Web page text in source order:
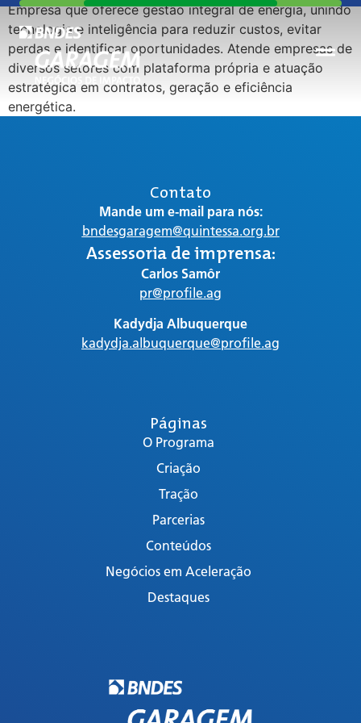
Empresa que oferece gestão integral de energia, unindo
tecnologia e inteligência para reduzir custos, evitar
perdas e identificar oportunidades. Atende empresas de
diversos setores com plataforma própria e atuação
estratégica em contratos, geração e eficiência
energética.
Páginas
O Programa
Criação
Tração
Parcerias
Conteúdos
Negócios em Aceleração
Destaques
Contato
Mande um e-mail para nós:
bndesgaragem@quintessa.org.br
Assessoria de imprensa:
Carlos Samôr
pr@profile.ag
Kadydja Albuquerque
kadydja.albuquerque@profile.ag